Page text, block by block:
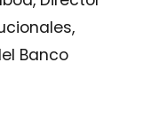
Banco